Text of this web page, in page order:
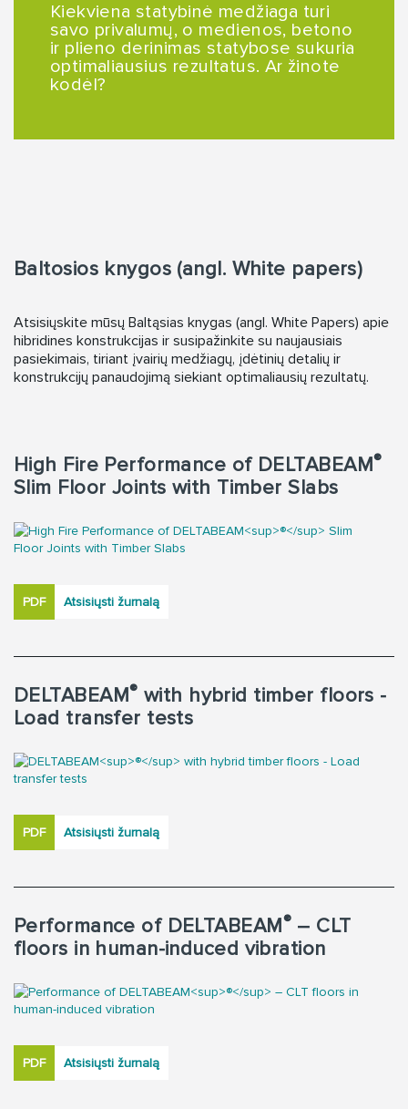
Kiekviena statybinė medžiaga turi
savo privalumų, o medienos, betono
ir plieno derinimas statybose sukuria
optimaliausius rezultatus. Ar žinote
kodėl?
Baltosios knygos (angl. White papers)
Atsisiųskite mūsų Baltąsias knygas (angl. White Papers) apie
hibridines konstrukcijas ir susipažinkite su naujausiais
pasiekimais, tiriant įvairių medžiagų, įdėtinių detalių ir
konstrukcijų panaudojimą siekiant optimaliausių rezultatų.
High Fire Performance of DELTABEAM®
Slim Floor Joints with Timber Slabs
PDF Atsisiųsti žurnalą
DELTABEAM® with hybrid timber floors -
Load transfer tests
PDF Atsisiųsti žurnalą
Performance of DELTABEAM® – CLT
floors in human-induced vibration
PDF Atsisiųsti žurnalą